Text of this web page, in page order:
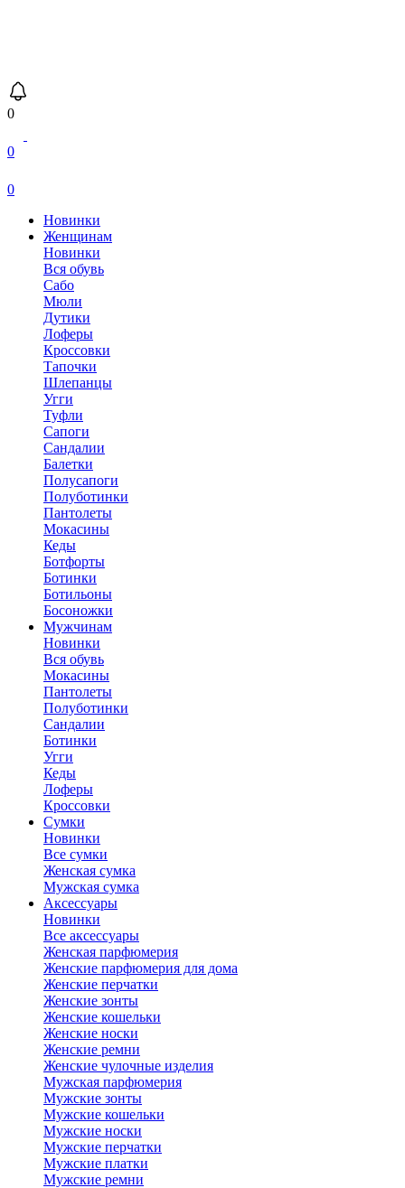
0
0
0
Новинки
Женщинам
Новинки
Вся обувь
Сабо
Мюли
Дутики
Лоферы
Кроссовки
Тапочки
Шлепанцы
Угги
Туфли
Сапоги
Сандалии
Балетки
Полусапоги
Полуботинки
Пантолеты
Мокасины
Кеды
Ботфорты
Ботинки
Ботильоны
Босоножки
Мужчинам
Новинки
Вся обувь
Мокасины
Пантолеты
Полуботинки
Сандалии
Ботинки
Угги
Кеды
Лоферы
Кроссовки
Сумки
Новинки
Все сумки
Женская сумка
Мужская сумка
Аксессуары
Новинки
Все аксессуары
Женская парфюмерия
Женские парфюмерия для дома
Женские перчатки
Женские зонты
Женские кошельки
Женские носки
Женские ремни
Женские чулочные изделия
Мужская парфюмерия
Мужские зонты
Мужские кошельки
Мужские носки
Мужские перчатки
Мужские платки
Мужские ремни